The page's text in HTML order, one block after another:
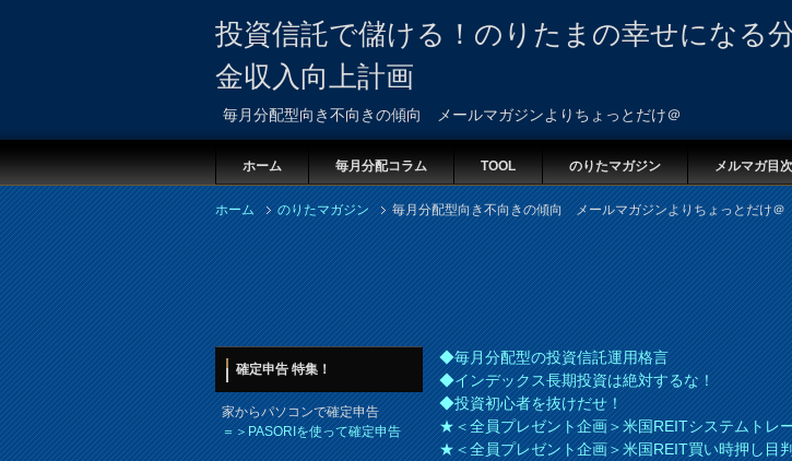
投資信託で儲ける！のりたまの幸せになる
金収入向上計画
毎月分配型向き不向きの傾向 メールマガジンよりちょっとだけ＠
ホーム 毎月分配コラム TOOL のりたマガジン メルマガ目次
ホーム のりたマガジン 毎月分配型向き不向きの傾向 メールマガジンよりちょっとだけ＠
◆毎月分配型の投資信託運用格言
◆インデックス長期投資は絶対するな！
◆投資初心者を抜けだせ！
★＜全員プレゼント企画＞米国REITシステムトレ
★＜全員プレゼント企画＞米国REIT買い時押し目
確定申告 特集！
家からパソコンで確定申告
＝＞PASORIを使って確定申告